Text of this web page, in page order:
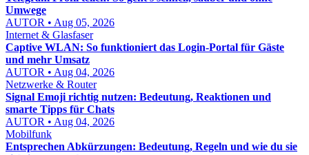
Umwege
AUTOR • Aug 05, 2026
Internet & Glasfaser
Captive WLAN: So funktioniert das Login-Portal für Gäste
und mehr Umsatz
AUTOR • Aug 04, 2026
Netzwerke & Router
Signal Emoji richtig nutzen: Bedeutung, Reaktionen und
smarte Tipps für Chats
AUTOR • Aug 04, 2026
Mobilfunk
Entsprechen Abkürzungen: Bedeutung, Regeln und wie du sie